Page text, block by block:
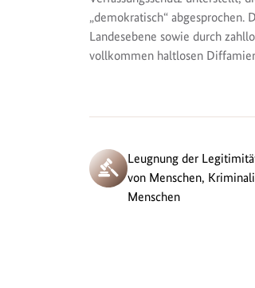
„demokratisch“ abgesprochen.
Landesebene sowie durch
vollkommen haltlosen
Leugnung der
von Menschen,
Menschen